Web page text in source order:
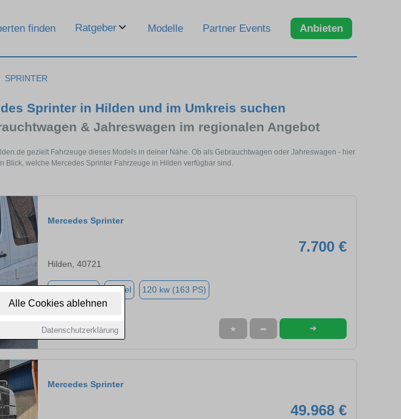
Alle Cookies ablehnen
Datenschutzerklärung
finden Ratgeber Modelle Partner Events Anbieten
SPRINTER
Sprinter in Hilden und im Umkreis suchen
& Jahreswagen im regionalen Angebot
gezielt Fahrzeuge dieses Models in deiner Nähe. Ob als Gebrauchtwagen oder Jahreswagen - hier
Blick, welche Mercedes Sprinter Fahrzeuge in Hilden verfügbar sind.
Mercedes Sprinter
7.700 €
Hilden, 40721
Diesel 120 kw (163 PS)
★ ➦ ➜
Mercedes Sprinter
49.968 €